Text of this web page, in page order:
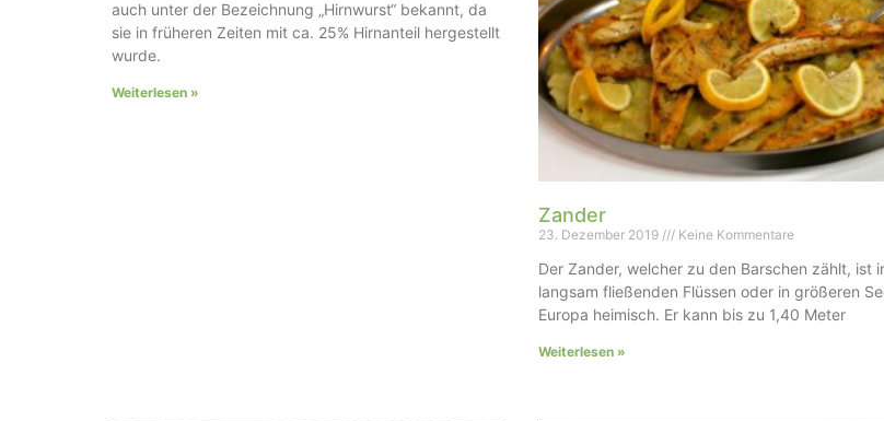
auch unter der Bezeichnung „Hirnwurst“ bekannt, da
sie in früheren Zeiten mit ca. 25% Hirnanteil hergestellt
wurde.
Weiterlesen »
Zander
23. Dezember 2019 Keine Kommentare
Der Zander, welcher zu den Barschen zählt, ist
langsam fließenden Flüssen oder in größeren
Europa heimisch. Er kann bis zu 1,40 Meter
Weiterlesen »